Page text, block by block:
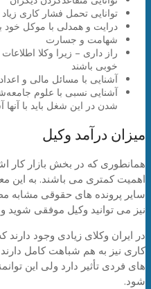
توانایی تحمل فشار کاری
درایت و همدلی با موکل خود
شهامت و جسارت
راز داری – زیرا وکلا
خوبی باشند
آشنایی با مسائل مالی و
آشنایی نسبی با علوم
شدن در این شغل باید با آنها
میزان درآمد وکیل
همانطوری که در بخش بازار کار
اهمیت کمتری می باشند. به این
سایر پرونده های حقوقی مشابه
نیز می توانید وکیل موفقی شوید
در ایران وکلای زیادی وجود
کاری نیز به هم شباهت کامل
های فردی تأثیر دارد ولی این
شود.